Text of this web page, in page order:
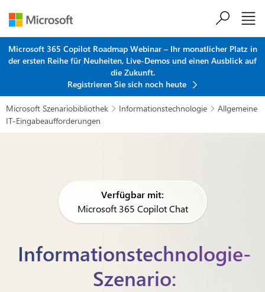
Microsoft 365 Copilot Roadmap Webinar – Ihr monatlicher Platz in
der ersten Reihe für Neuheiten, Live-Demos und einen Ausblick auf
die Zukunft.
Registrieren Sie sich noch heute
Microsoft Szenariobibliothek  Informationstechnologie  Allgemeine
IT-Eingabeaufforderungen
Verfügbar mit:
Microsoft 365 Copilot Chat
Informationstechnologie-
Szenario: